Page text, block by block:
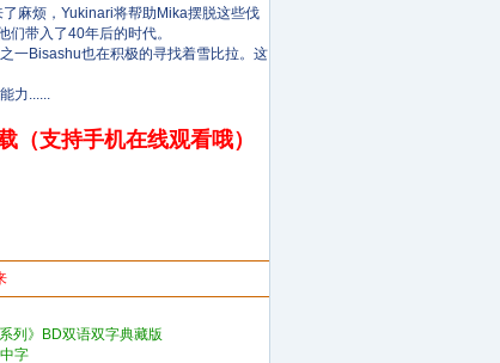
麻烦，Yukinari将帮助Mika摆脱这些伐
带入了40年后的时代。
一Bisashu也在积极的寻找着雪比拉。这
力......
（支持手机在线观看哦）
列》BD双语双字典藏版
字